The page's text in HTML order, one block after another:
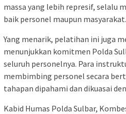
massa yang lebih represif, selalu
baik personel maupun masyarakat.
Yang menarik, pelatihan ini juga
menunjukkan komitmen Polda
seluruh personelnya. Para
membimbing personel secara
tahapan dipahami dan dikuasai
Kabid Humas Polda Sulbar,